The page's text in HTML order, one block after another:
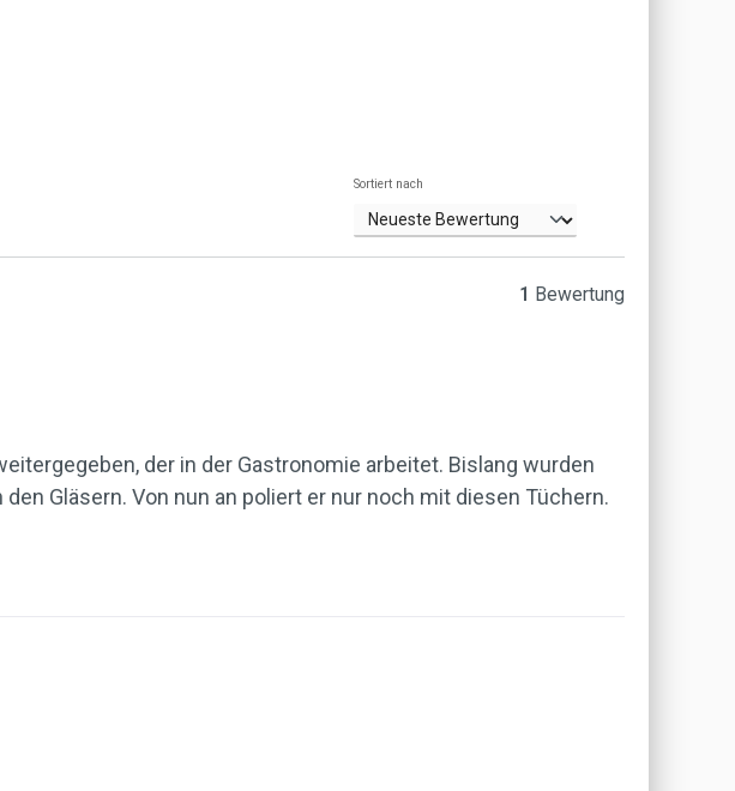
Sortiert nach
1 Bewertung
der in der Gastronomie arbeitet. Bislang wurden
Gläsern. Von nun an poliert er nur noch mit diesen Tüchern.